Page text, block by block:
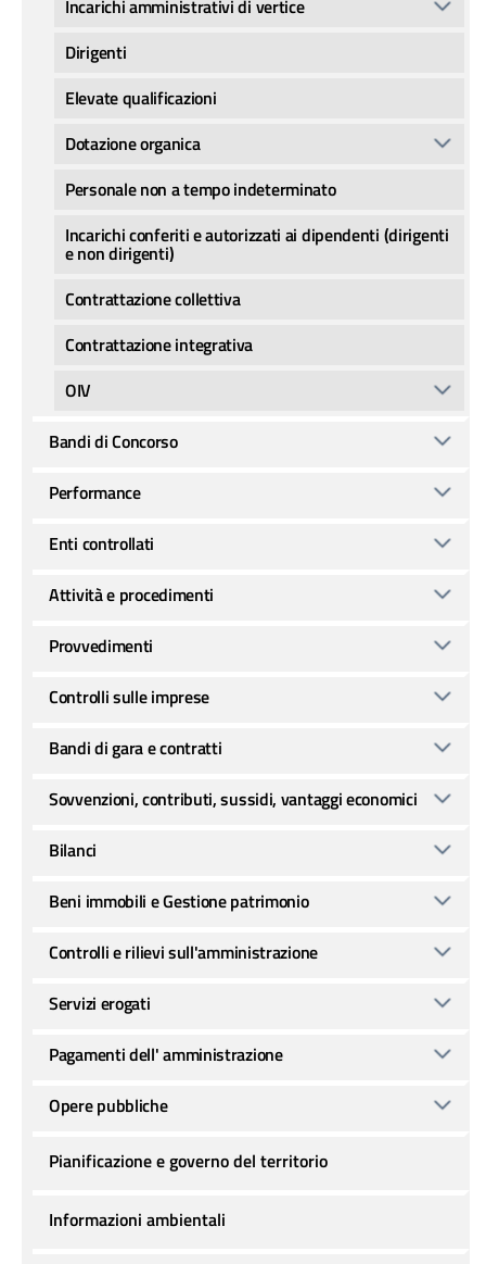
Incarichi amministrativi di vertice
Dirigenti
Elevate qualificazioni
Dotazione organica
Personale non a tempo indeterminato
Incarichi conferiti e autorizzati ai dipendenti (dirigenti
e non dirigenti)
Contrattazione collettiva
Contrattazione integrativa
OIV
Bandi di Concorso
Performance
Enti controllati
Attività e procedimenti
Provvedimenti
Controlli sulle imprese
Bandi di gara e contratti
Sovvenzioni, contributi, sussidi, vantaggi economici
Bilanci
Beni immobili e Gestione patrimonio
Controlli e rilievi sull'amministrazione
Servizi erogati
Pagamenti dell' amministrazione
Opere pubbliche
Pianificazione e governo del territorio
Informazioni ambientali